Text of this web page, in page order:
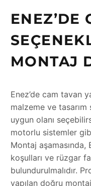
ENEZ’DE
MONTAJ
Enez’de cam tavan
malzeme ve tasarım
uygun olanı
motorlu sistemler
Montaj aşamasında,
koşulları ve rüzgar
bulundurulmalıdır.
yapılan doğru